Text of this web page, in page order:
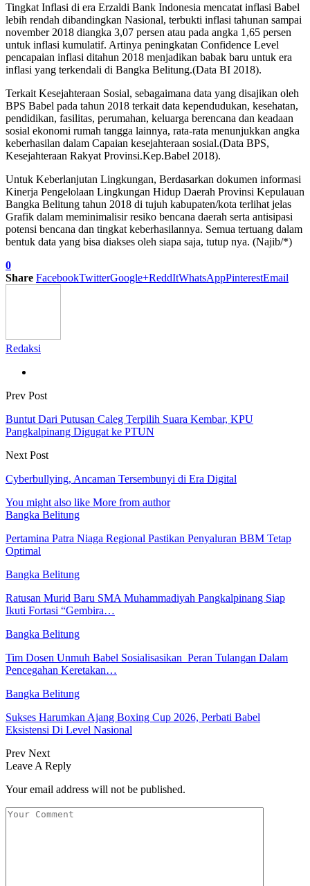
Tingkat Inflasi di era Erzaldi Bank Indonesia mencatat inflasi Babel
lebih rendah dibandingkan Nasional, terbukti inflasi tahunan sampai
november 2018 diangka 3,07 persen atau pada angka 1,65 persen
untuk inflasi kumulatif. Artinya peningkatan Confidence Level
pencapaian inflasi ditahun 2018 menjadikan babak baru untuk era
inflasi yang terkendali di Bangka Belitung.(Data BI 2018).
Terkait Kesejahteraan Sosial, sebagaimana data yang disajikan oleh
BPS Babel pada tahun 2018 terkait data kependudukan, kesehatan,
pendidikan, fasilitas, perumahan, keluarga berencana dan keadaan
sosial ekonomi rumah tangga lainnya, rata-rata menunjukkan angka
keberhasilan dalam Capaian kesejahteraan sosial.(Data BPS,
Kesejahteraan Rakyat Provinsi.Kep.Babel 2018).
Untuk Keberlanjutan Lingkungan, Berdasarkan dokumen informasi
Kinerja Pengelolaan Lingkungan Hidup Daerah Provinsi Kepulauan
Bangka Belitung tahun 2018 di tujuh kabupaten/kota terlihat jelas
Grafik dalam meminimalisir resiko bencana daerah serta antisipasi
potensi bencana dan tingkat keberhasilannya. Semua tertuang dalam
bentuk data yang bisa diakses oleh siapa saja, tutup nya. (Najib/*)
0
Share FacebookTwitterGoogle+ReddItWhatsAppPinterestEmail
Redaksi
Prev Post
Buntut Dari Putusan Caleg Terpilih Suara Kembar, KPU
Pangkalpinang Digugat ke PTUN
Next Post
Cyberbullying, Ancaman Tersembunyi di Era Digital
You might also like More from author
Bangka Belitung
Pertamina Patra Niaga Regional Pastikan Penyaluran BBM Tetap
Optimal
Bangka Belitung
Ratusan Murid Baru SMA Muhammadiyah Pangkalpinang Siap
Ikuti Fortasi “Gembira…
Bangka Belitung
Tim Dosen Unmuh Babel Sosialisasikan Peran Tulangan Dalam
Pencegahan Keretakan…
Bangka Belitung
Sukses Harumkan Ajang Boxing Cup 2026, Perbati Babel
Eksistensi Di Level Nasional
Prev Next
Leave A Reply
Your email address will not be published.